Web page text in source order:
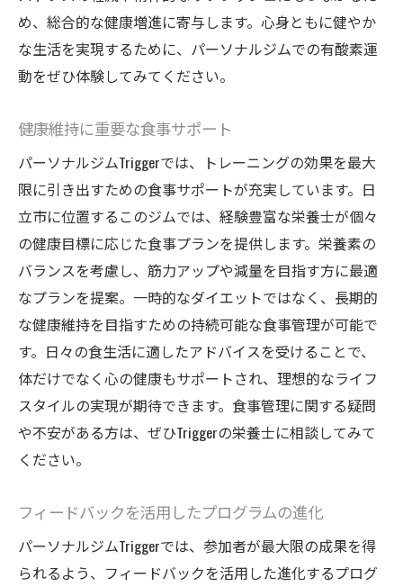
心身の健康がもたらす生活の質向上
Triggerを通じた新たな趣味の発見
ジム卒業後も続ける健康的な習慣
め、総合的な健康増進に寄与します。心身ともに健やか
な生活を実現するために、パーソナルジムでの有酸素運
動をぜひ体験してみてください。
健康維持に重要な食事サポート
パーソナルジムTriggerでは、トレーニングの効果を最大
限に引き出すための食事サポートが充実しています。日
立市に位置するこのジムでは、経験豊富な栄養士が個々
の健康目標に応じた食事プランを提供します。栄養素の
バランスを考慮し、筋力アップや減量を目指す方に最適
なプランを提案。一時的なダイエットではなく、長期的
な健康維持を目指すための持続可能な食事管理が可能で
す。日々の食生活に適したアドバイスを受けることで、
体だけでなく心の健康もサポートされ、理想的なライフ
スタイルの実現が期待できます。食事管理に関する疑問
や不安がある方は、ぜひTriggerの栄養士に相談してみて
ください。
フィードバックを活用したプログラムの進化
パーソナルジムTriggerでは、参加者が最大限の成果を得
られるよう、フィードバックを活用した進化するプログ